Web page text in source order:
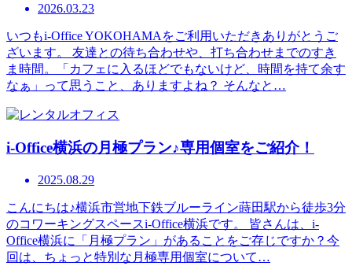
2026.03.23
いつもi-Office YOKOHAMAをご利用いただきありがとうご
ざいます。 友達との待ち合わせや、打ち合わせまでのすき
ま時間。「カフェに入るほどでもないけど、時間を持て余す
なぁ」って思うこと、ありますよね？ そんなと…
i-Office横浜の月極プラン♪専用個室をご紹介！
2025.08.29
こんにちは♪横浜市営地下鉄ブルーライン蒔田駅から徒歩3分
のコワーキングスペースi-Office横浜です。 皆さんは、i-
Office横浜に「月極プラン」があることをご存じですか？今
回は、ちょっと特別な月極専用個室について…